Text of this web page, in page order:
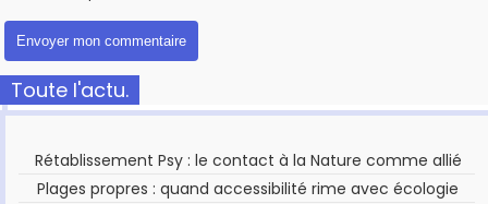
Toute l'actu.
Rétablissement Psy : le contact à la Nature comme allié
Plages propres : quand accessibilité rime avec écologie